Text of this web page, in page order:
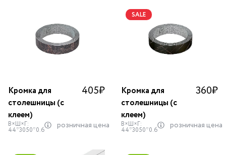
Кромка для
столешницы (с
клеем)
405₽
В×Ш×Г:
44*3050*0.6 розничная цена
Кромка для
столешницы (с
клеем)
360₽
В×Ш×Г:
44*3050*0.6 розничная цена
SALE